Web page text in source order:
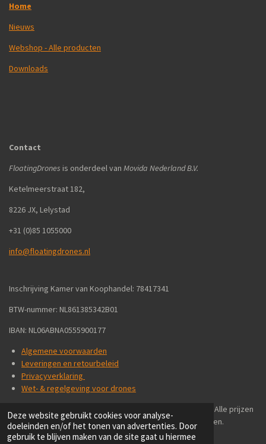
Deze website gebruikt cookies voor analyse-
doeleinden en/of het tonen van advertenties. Door
gebruik te blijven maken van de site gaat u hiermee
Home
Nieuws
Webshop - Alle producten
Downloads
Contact
FloatingDrones is onderdeel van Movida Nederland B.V.
Ketelmeerstraat 182,
8226 JX, Lelystad
+31 (0)85 1055000
info@floatingdrones.nl
Inschrijving Kamer van Koophandel: 78417341
BTW-nummer: NL861385342B01
IBAN: NL06ABNA0555900177
Algemene voorwaarden
Leveringen en retourbeleid
Privacyverklaring
Wet- & regelgeving voor drones
We verkopen wereldwijd aan particulieren en bedrijven - Alle prijzen
zijn inclusief 21% BTW en exclusief verzendkosten.